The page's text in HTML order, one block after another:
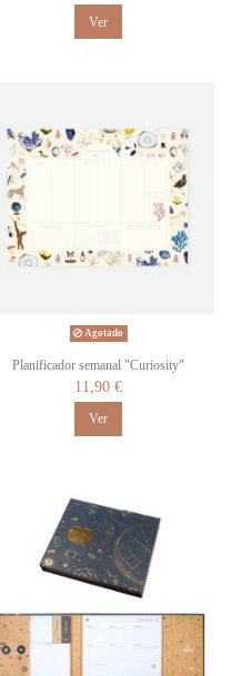
Ver
Agotado
Planificador semanal "Curiosity"
11,90 €
Ver